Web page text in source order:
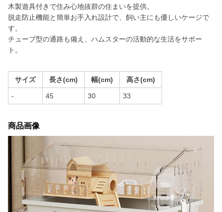
木製遊具付きで住み心地抜群の住まいを提供。
脱走防止機能と簡単お手入れ設計で、飼い主にも優しいケージで
す。
チューブ型の通路も備え、ハムスターの活動的な生活をサポー
ト。
サイズ 長さ(cm) 幅(cm) 高さ(cm)
- 45 30 33
商品画像